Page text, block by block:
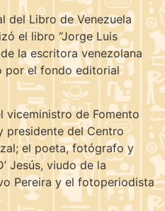
del Libro de Venezuela
el libro “Jorge Luis
la escritora venezolana
por el fondo editorial
viceministro de Fomento
presidente del Centro
el poeta, fotógrafo y
Jesús, viudo de la
Pereira y el fotoperiodista